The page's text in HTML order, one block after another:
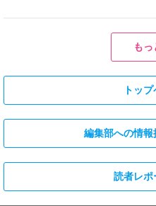
発売～具材は謎肉、キャベツ、チ
[2026/3/30 15:42:35]
フード
熱湯5分でふっくら白ご飯! カ
お皿いらずの新提案! 「日清ふ